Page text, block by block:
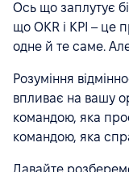
Ось що заплутує
що OKR і KPI – це
одне й те саме.
Розуміння
впливає на вашу
командою, яка
командою, яка
Давайте